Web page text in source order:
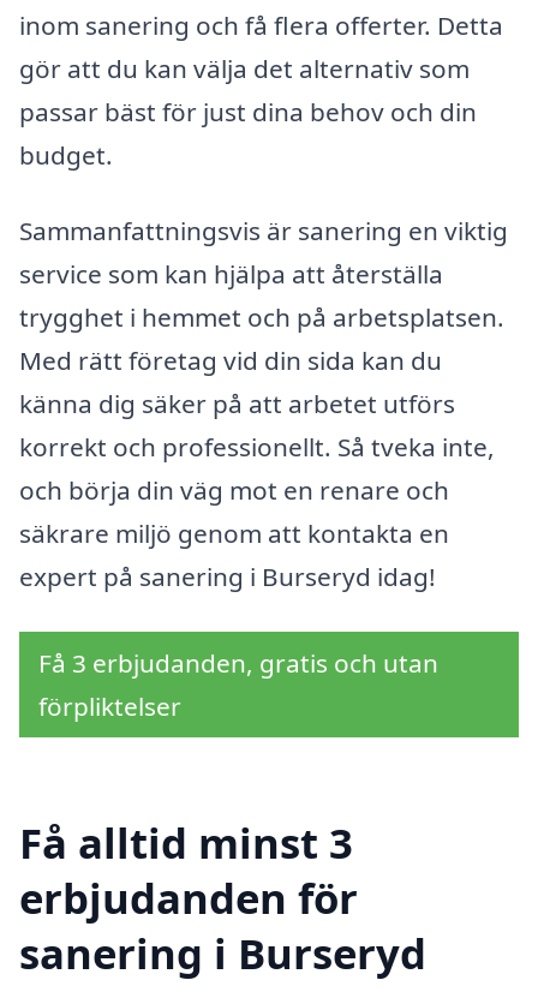
inom sanering och få flera offerter. Detta
gör att du kan välja det alternativ som
passar bäst för just dina behov och din
budget.
Sammanfattningsvis är sanering en viktig
service som kan hjälpa att återställa
trygghet i hemmet och på arbetsplatsen.
Med rätt företag vid din sida kan du
känna dig säker på att arbetet utförs
korrekt och professionellt. Så tveka inte,
och börja din väg mot en renare och
säkrare miljö genom att kontakta en
expert på sanering i Burseryd idag!
Få 3 erbjudanden, gratis och utan
förpliktelser
Få alltid minst 3
erbjudanden för
sanering i Burseryd